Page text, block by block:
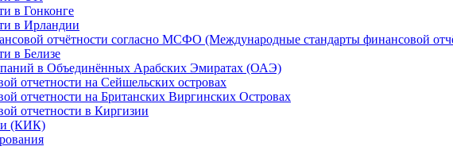
в Гонконге
в Ирландии
отчётности согласно МСФО (Международные стандарты финансовой
в Белизе
в Объединённых Арабских Эмиратах (ОАЭ)
отчетности на Сейшельских островах
отчетности на Британских Виргинских Островах
отчетности в Киргизии
(КИК)